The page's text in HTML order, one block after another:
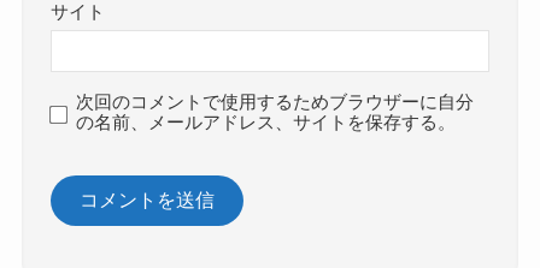
サイト
次回のコメントで使用するためブラウザーに自分
の名前、メールアドレス、サイトを保存する。